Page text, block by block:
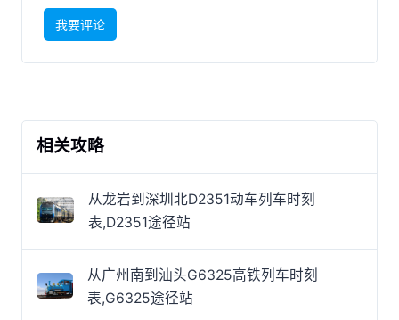
我要评论
相关攻略
从龙岩到深圳北D2351动车列车时刻
表,D2351途径站
从广州南到汕头G6325高铁列车时刻
表,G6325途径站